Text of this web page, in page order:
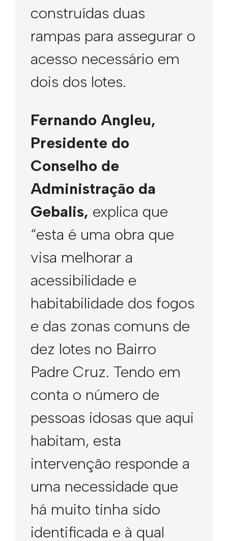
construídas duas
rampas para assegurar o
acesso necessário em
dois dos lotes.
Fernando Angleu,
Presidente do
Conselho de
Administração da
Gebalis, explica que
“esta é uma obra que
visa melhorar a
acessibilidade e
habitabilidade dos fogos
e das zonas comuns de
dez lotes no Bairro
Padre Cruz. Tendo em
conta o número de
pessoas idosas que aqui
habitam, esta
intervenção responde a
uma necessidade que
há muito tinha sido
identificada e à qual